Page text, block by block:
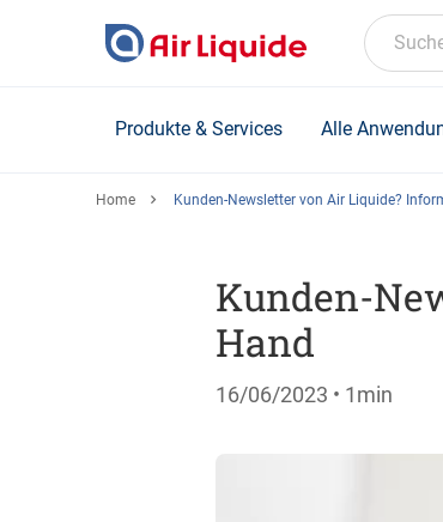
Produkte & Services Alle
Home Kunden-Newsletter von Air Liquide?
Kunden-
Hand
16/06/2023 • 1min